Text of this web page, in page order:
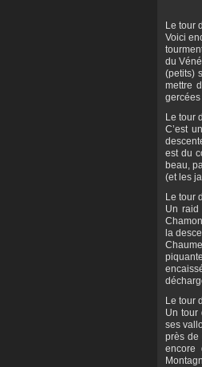
Le tour
Voici
du
(petits)
mettre
gercées
Le tour
C’est
est du
beau,
(et les
Le tour
Un raid
la
Le tour
Un tour
ses
près de
encore